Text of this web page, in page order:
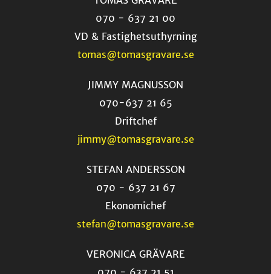
070 - 637 21 00
VD & Fastighetsuthyrning
tomas@tomasgravare.se
JIMMY MAGNUSSON
070-637 21 65
Driftchef
jimmy@tomasgravare.se
STEFAN ANDERSSON
070 - 637 21 67
Ekonomichef
stefan@tomasgravare.se
VERONICA GRÄVARE